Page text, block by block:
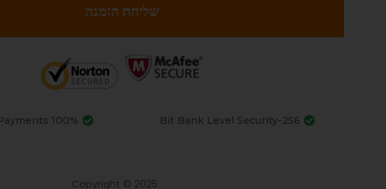
שליחת הזמנה
256-Bit Bank Level Security
100% Secure Payments
Copyright © 2025